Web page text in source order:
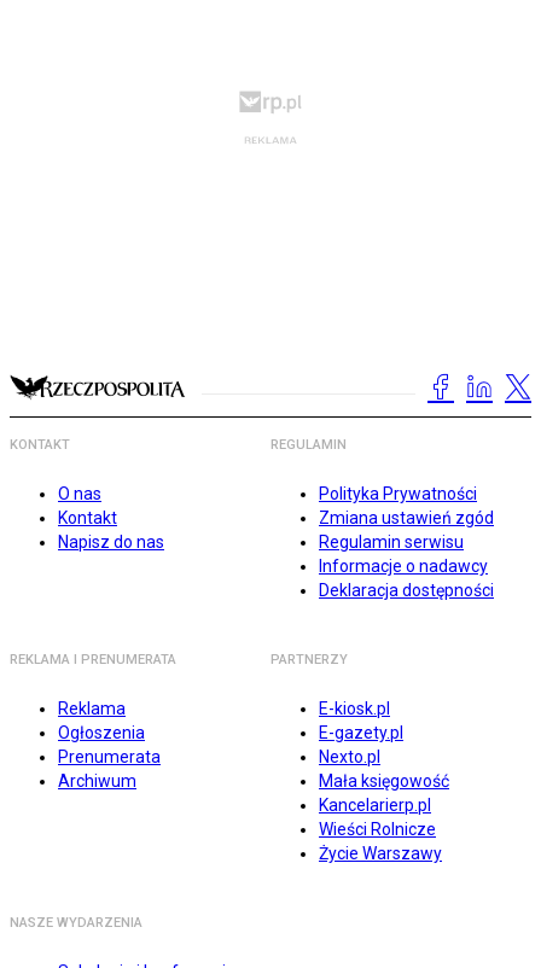
KONTAKT
O nas
Kontakt
Napisz do nas
REGULAMIN
Polityka Prywatności
Zmiana ustawień zgód
Regulamin serwisu
Informacje o nadawcy
Deklaracja dostępności
REKLAMA I PRENUMERATA
Reklama
Ogłoszenia
Prenumerata
Archiwum
PARTNERZY
E-kiosk.pl
E-gazety.pl
Nexto.pl
Mała księgowość
Kancelarierp.pl
Wieści Rolnicze
Życie Warszawy
NASZE WYDARZENIA